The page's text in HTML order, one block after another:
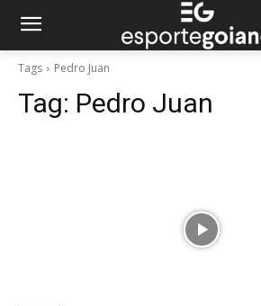
Tags Pedro Juan
Tag: Pedro Juan